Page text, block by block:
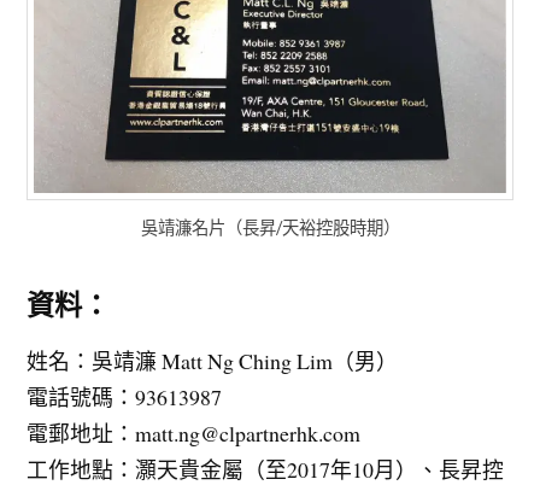
吳靖濂名片（長昇/天裕控股時期）
資料：
姓名：吳靖濂 Matt Ng Ching Lim（男）
電話號碼：93613987
電郵地址：matt.ng@clpartnerhk.com
工作地點：灝天貴金屬（至2017年10月）、長昇控